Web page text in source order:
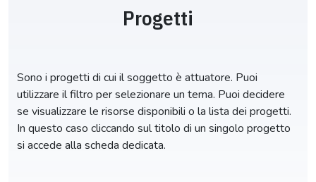
Progetti
Sono i progetti di cui il soggetto è attuatore. Puoi
utilizzare il filtro per selezionare un tema. Puoi decidere
se visualizzare le risorse disponibili o la lista dei progetti.
In questo caso cliccando sul titolo di un singolo progetto
si accede alla scheda dedicata.